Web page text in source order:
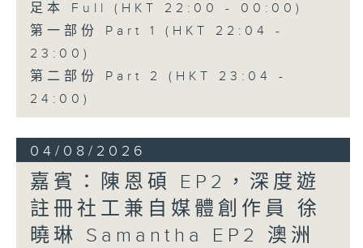
足本 Full (HKT 22:00 - 00:00)
第一部份 Part 1 (HKT 22:04 -
23:00)
第二部份 Part 2 (HKT 23:04 -
24:00)
04/08/2026
嘉賓：陳恩碩 EP2，深度遊
註冊社工兼自媒體創作員 徐
曉琳 Samantha EP2 澳洲